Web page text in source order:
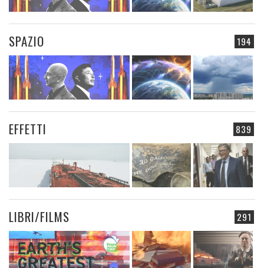
194
SPAZIO
839
EFFETTI
291
LIBRI/FILMS